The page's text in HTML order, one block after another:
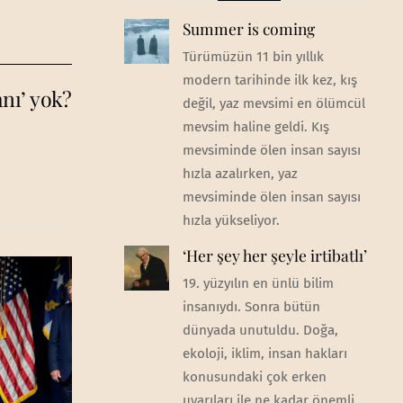
yok?
Summer is coming
Türümüzün 11 bin yıllık
modern tarihinde ilk kez, kış
değil, yaz mevsimi en ölümcül
mevsim haline geldi. Kış
mevsiminde ölen insan sayısı
hızla azalırken, yaz
mevsiminde ölen insan sayısı
hızla yükseliyor.
‘Her şey her şeyle irtibatlı’
19. yüzyılın en ünlü bilim
insanıydı. Sonra bütün
dünyada unutuldu. Doğa,
ekoloji, iklim, insan hakları
konusundaki çok erken